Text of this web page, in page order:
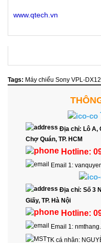
www.qtech.vn
Tags: Máy chiếu Sony VPL-
Địa chỉ: Lô A,
Chợ Quán, TP. HCM
Hotline:
Email 1:
Địa chỉ: Số 3
Giấy, TP. Hà Nội
Hotline:
Email 1:
TK cá nhân: